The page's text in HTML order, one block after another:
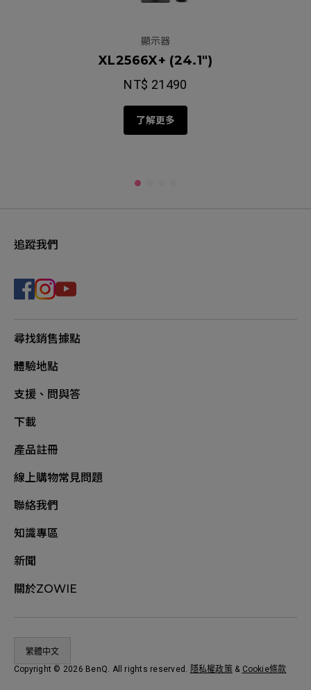
顯示器
XL2566X+ (24.1")
NT$ 21490
了解更多
追蹤我們
尋找銷售據點
體驗地點
支援、問與答
下載
產品註冊
線上購物常見問題
聯絡我們
知識專區
新聞
關於ZOWIE
繁體中文
Copyright © 2026 BenQ. All rights reserved. 隱私權政策& Cookie條款